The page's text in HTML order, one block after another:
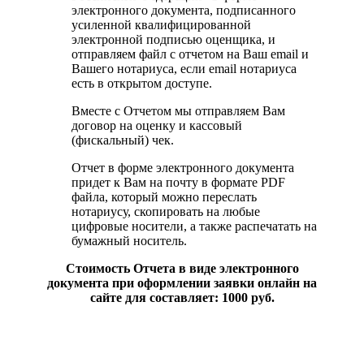
электронного документа, подписанного
усиленной квалифицированной
электронной подписью оценщика, и
отправляем файл с отчетом на Ваш email и
Вашего нотариуса, если email нотариуса
есть в открытом доступе.
Вместе с Отчетом мы отправляем Вам
договор на оценку и кассовый
(фискальный) чек.
Отчет в форме электронного документа
придет к Вам на почту в формате PDF
файла, который можно переслать
нотариусу, скопировать на любые
цифровые носители, а также распечатать на
бумажный носитель.
Стоимость Отчета в виде электронного
документа при оформлении заявки онлайн на
сайте для составляет: 1000 руб.